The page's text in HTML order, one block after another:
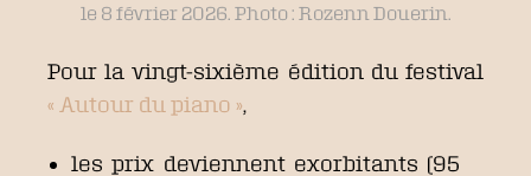
le 8 février 2026. Photo : Rozenn Douerin.
Pour la vingt-sixième édition du festival
« Autour du piano »
les prix deviennent exorbitants (95